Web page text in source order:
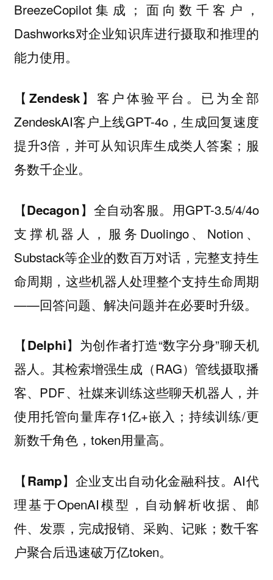
BreezeCopilot集成；面向数千客户，
Dashworks对企业知识库进行摄取和推理的
能力使用。
【Zendesk】 客户体验平台。已为全部
ZendeskAI客户上线GPT-4o，生成回复速度
提升3倍，并可从知识库生成类人答案；服
务数千企业。
【Decagon】 全自动客服。用GPT-3.5/4/4o
支撑机器人，服务Duolingo、Notion、
Substack等企业的数百万对话，完整支持生
命周期，这些机器人处理整个支持生命周期
——回答问题、解决问题并在必要时升级。
【Delphi】 为创作者打造“数字分身”聊天机
器人。其检索增强生成（RAG）管线摄取播
客、PDF、社媒来训练这些聊天机器人，并
使用托管向量库存1亿+嵌入；持续训练/更
新数千角色，token用量高。
【Ramp】 企业支出自动化金融科技。AI代
理基于OpenAI模型，自动解析收据、邮
件、发票，完成报销、采购、记账；数千客
户聚合后迅速破万亿token。